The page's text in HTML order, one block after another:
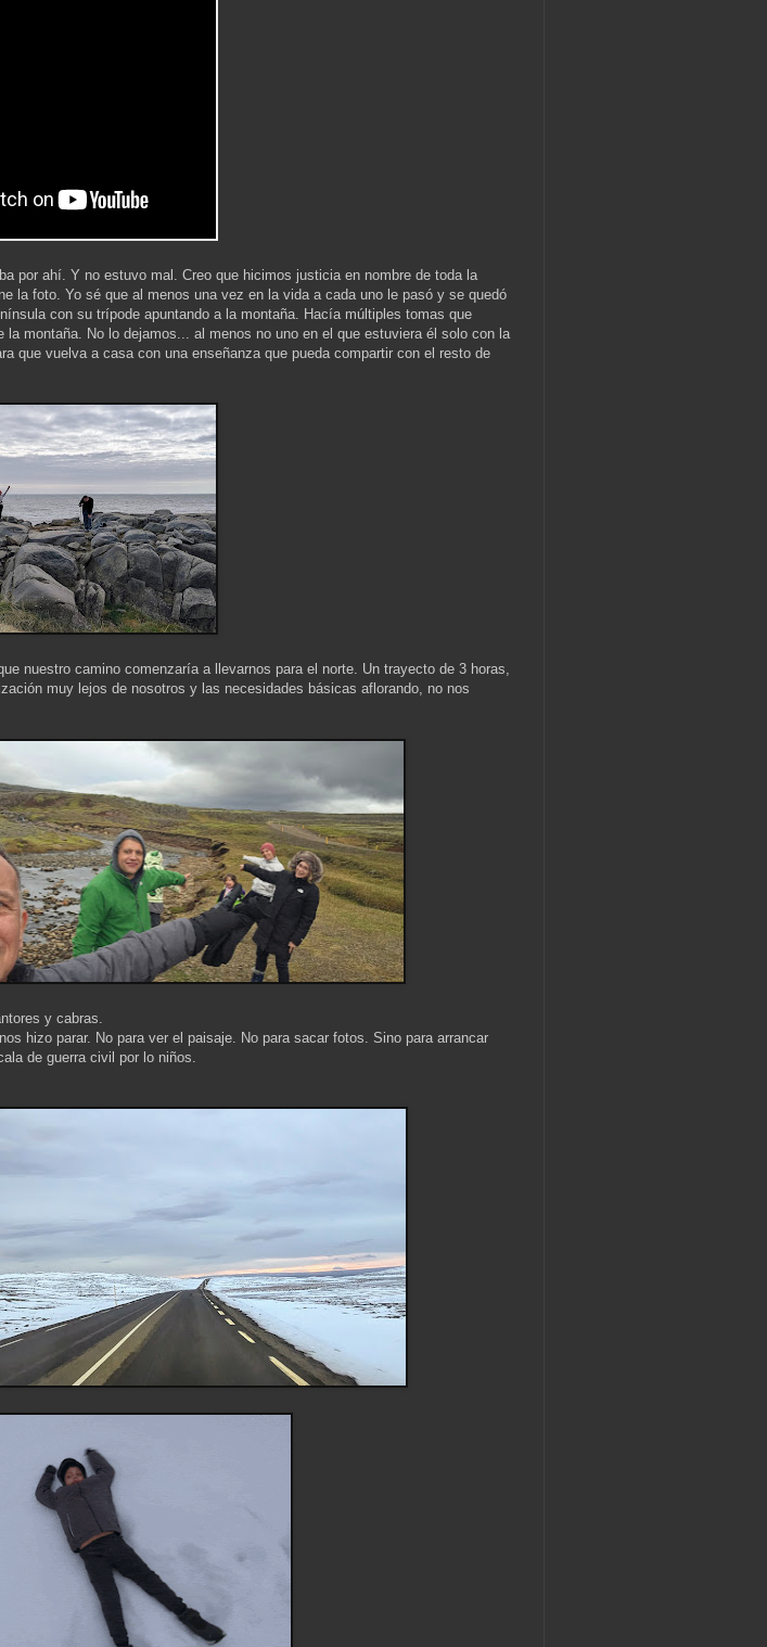
por ahí. Y no estuvo mal. Creo que hicimos justicia en nombre de toda la
la foto. Yo sé que al menos una vez en la vida a cada uno le pasó y se quedó
con su trípode apuntando a la montaña. Hacía múltiples tomas que
montaña. No lo dejamos... al menos no uno en el que estuviera él solo con la
que vuelva a casa con una enseñanza que pueda compartir con el resto de
nuestro camino comenzaría a llevarnos para el norte. Un trayecto de 3 horas,
muy lejos de nosotros y las necesidades básicas aflorando, no nos
y cabras.
hizo parar. No para ver el paisaje. No para sacar fotos. Sino para arrancar
de guerra civil por lo niños.